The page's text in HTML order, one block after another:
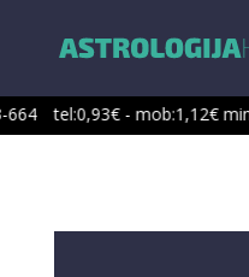
tel:0,93€ - mob:1,12€ min